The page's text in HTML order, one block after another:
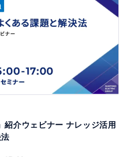
介ウェビナー ナレッジ活用